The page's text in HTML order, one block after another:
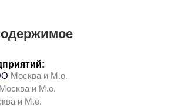
Москва и М.о.
Москва и М.о.
и М.о.